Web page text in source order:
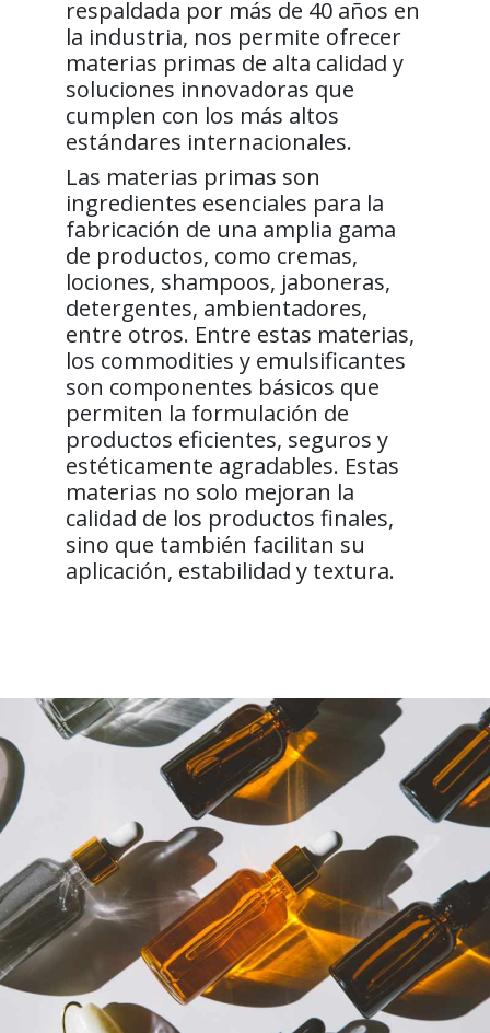
respaldada por más de 40 años en
la industria, nos permite ofrecer
materias primas de alta calidad y
soluciones innovadoras que
cumplen con los más altos
estándares internacionales.
Las materias primas son
ingredientes esenciales para la
fabricación de una amplia gama
de productos, como cremas,
lociones, shampoos, jaboneras,
detergentes, ambientadores,
entre otros. Entre estas materias,
los commodities y emulsificantes
son componentes básicos que
permiten la formulación de
productos eficientes, seguros y
estéticamente agradables. Estas
materias no solo mejoran la
calidad de los productos finales,
sino que también facilitan su
aplicación, estabilidad y textura.